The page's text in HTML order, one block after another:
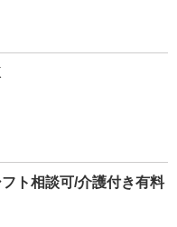
ト相談可/介護付き有料